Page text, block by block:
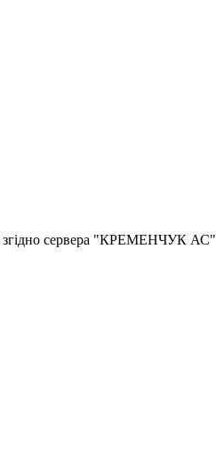
згідно сервера "КРЕМЕНЧУК АС"